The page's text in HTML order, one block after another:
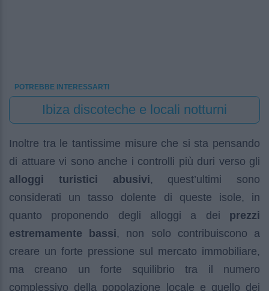
POTREBBE INTERESSARTI
Ibiza discoteche e locali notturni
Inoltre tra le tantissime misure che si sta pensando
di attuare vi sono anche i controlli più duri verso gli
alloggi turistici abusivi, quest’ultimi sono
considerati un tasso dolente di queste isole, in
quanto proponendo degli alloggi a dei prezzi
estremamente bassi, non solo contribuiscono a
creare un forte pressione sul mercato immobiliare,
ma creano un forte squilibrio tra il numero
complessivo della popolazione locale e quello dei